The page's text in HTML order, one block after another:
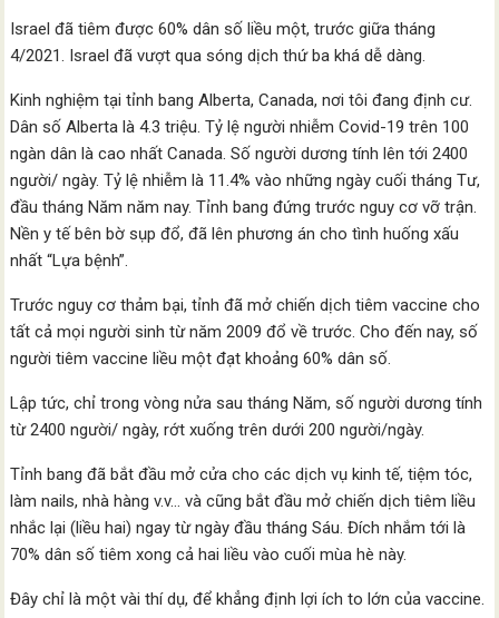
Israel đã tiêm được 60% dân số liều một, trước giữa tháng
4/2021. Israel đã vượt qua sóng dịch thứ ba khá dễ dàng.
Kinh nghiệm tại tỉnh bang Alberta, Canada, nơi tôi đang định cư.
Dân số Alberta là 4.3 triệu. Tỷ lệ người nhiễm Covid-19 trên 100
ngàn dân là cao nhất Canada. Số người dương tính lên tới 2400
người/ ngày. Tỷ lệ nhiễm là 11.4% vào những ngày cuối tháng Tư,
đầu tháng Năm năm nay. Tỉnh bang đứng trước nguy cơ vỡ trận.
Nền y tế bên bờ sụp đổ, đã lên phương án cho tình huống xấu
nhất “Lựa bệnh”.
Trước nguy cơ thảm bại, tỉnh đã mở chiến dịch tiêm vaccine cho
tất cả mọi người sinh từ năm 2009 đổ về trước. Cho đến nay, số
người tiêm vaccine liều một đạt khoảng 60% dân số.
Lập tức, chỉ trong vòng nửa sau tháng Năm, số người dương tính
từ 2400 người/ ngày, rớt xuống trên dưới 200 người/ngày.
Tỉnh bang đã bắt đầu mở cửa cho các dịch vụ kinh tế, tiệm tóc,
làm nails, nhà hàng v.v… và cũng bắt đầu mở chiến dịch tiêm liều
nhắc lại (liều hai) ngay từ ngày đầu tháng Sáu. Đích nhắm tới là
70% dân số tiêm xong cả hai liều vào cuối mùa hè này.
Đây chỉ là một vài thí dụ, để khẳng định lợi ích to lớn của vaccine.